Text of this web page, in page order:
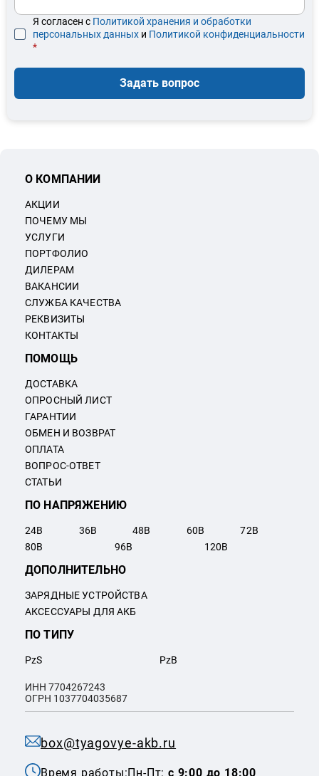
Я согласен с Политикой хранения и обработки
персональных данных и Политикой конфиденциальности
*
Задать вопрос
box@tyagovye-akb.ru
Время работы:Пн-Пт:с 9:00 до 18:00
О КОМПАНИИ
АКЦИИ
ПОЧЕМУ МЫ
УСЛУГИ
ПОРТФОЛИО
ДИЛЕРАМ
ВАКАНСИИ
СЛУЖБА КАЧЕСТВА
РЕКВИЗИТЫ
КОНТАКТЫ
ПОМОЩЬ
ДОСТАВКА
ОПРОСНЫЙ ЛИСТ
ГАРАНТИИ
ОБМЕН И ВОЗВРАТ
ОПЛАТА
ВОПРОС-ОТВЕТ
СТАТЬИ
ПО НАПРЯЖЕНИЮ
24В 36В 48В 60В 72В
80В 96В 120В
ПО ТИПУ
PzS PzB
ДОПОЛНИТЕЛЬНО
ЗАРЯДНЫЕ УСТРОЙСТВА
АКСЕССУАРЫ ДЛЯ АКБ
ИНН 7704267243
ОГРН 1037704035687